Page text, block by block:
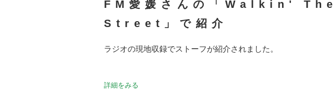
FM愛媛さんの「Walkin' The
Street」で紹介
ラジオの現地収録でストーフが紹介されました。
詳細をみる